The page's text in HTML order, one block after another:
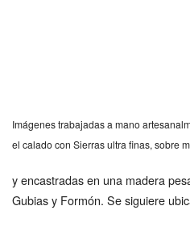
Imágenes trabajadas a mano
el calado con Sierras ultra finas, sobre
y encastradas en una madera
Gubias y Formón. Se siguiere